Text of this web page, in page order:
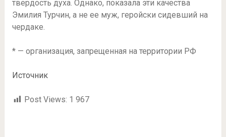
твердость духа. Однако, показала эти качества
Эмилия Турчин, а не ее муж, геройски сидевший на
чердаке.
* — организация, запрещенная на территории РФ
Источник
Post Views: 1 967